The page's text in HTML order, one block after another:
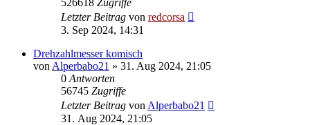
Letzter Beitrag von redcorsa
3. Sep 2024, 14:31
Drehzahlmesser komisch
von Alperbabo21 » 31. Aug 2024, 21:05
0 Antworten
56745 Zugriffe
Letzter Beitrag von Alperbabo21
31. Aug 2024, 21:05